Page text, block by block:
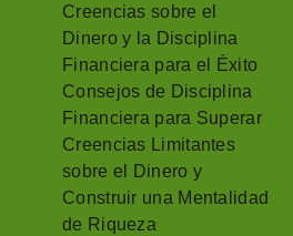
Creencias sobre el
Dinero y la Disciplina
Financiera para el Éxito
Consejos de Disciplina
Financiera para Superar
Creencias Limitantes
sobre el Dinero y
Construir una Mentalidad
de Riqueza